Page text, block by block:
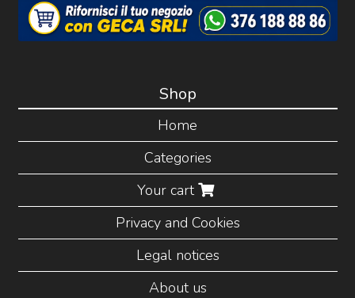
Shop
Home
Categories
Your cart
Privacy and Cookies
Legal notices
About us